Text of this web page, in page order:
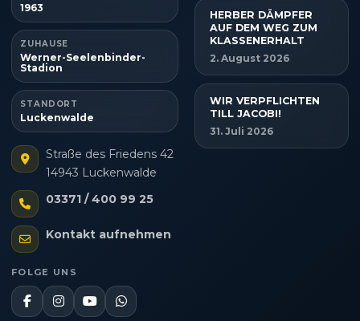
1963
ZUHAUSE
Werner-Seelenbinder-
Stadion
STANDORT
Luckenwalde
Straße des Friedens 42
14943 Luckenwalde
03371 / 400 99 25
Kontakt aufnehmen
FOLGE UNS
HERBER DÄMPFER
AUF DEM WEG ZUM
KLASSENERHALT
2. August 2026
WIR VERPFLICHTEN
TILL JACOBI!
31. Juli 2026